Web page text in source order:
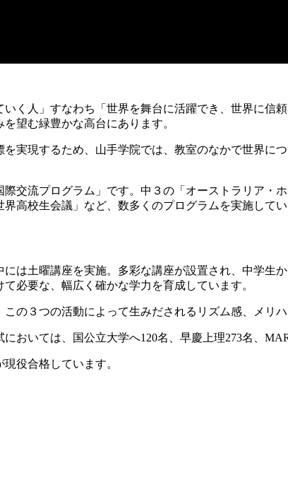
く人」すなわち「世界を舞台に活躍でき、世界に信
望む緑豊かな高台にあります。
実現するため、山手学院では、教室のなかで世界に
交流プログラム」です。中３の「オーストラリア・
高校生会議」など、数多くのプログラムを実施してい
土曜講座を実施。多彩な講座が設置され、中学生
必要な、幅広く確かな学力を育成しています。
３つの活動によって生みだされるリズム感、メリ
いては、国公立大学へ120名、早慶上理273名、
役合格しています。